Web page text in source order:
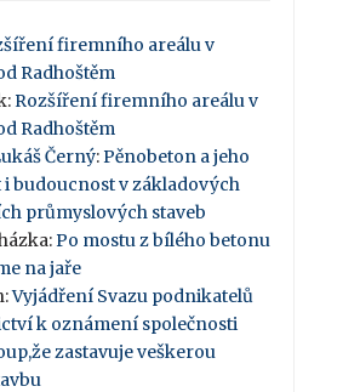
firemního areálu v
Radhoštěm
: Rozšíření firemního areálu v
Radhoštěm
Černý: Pěnobeton a jeho
i budoucnost v základových
průmyslových staveb
: Po mostu z bílého betonu
na jaře
:Vyjádření Svazu podnikatelů
k oznámení společnosti
zastavuje veškerou